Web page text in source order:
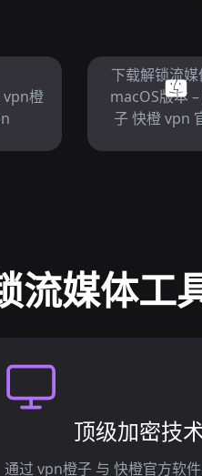
vpn橙
下载解锁流
macOS版本
子 快橙 vpn
流媒体工
顶级加密技
通过 vpn橙子 与 快橙官方软